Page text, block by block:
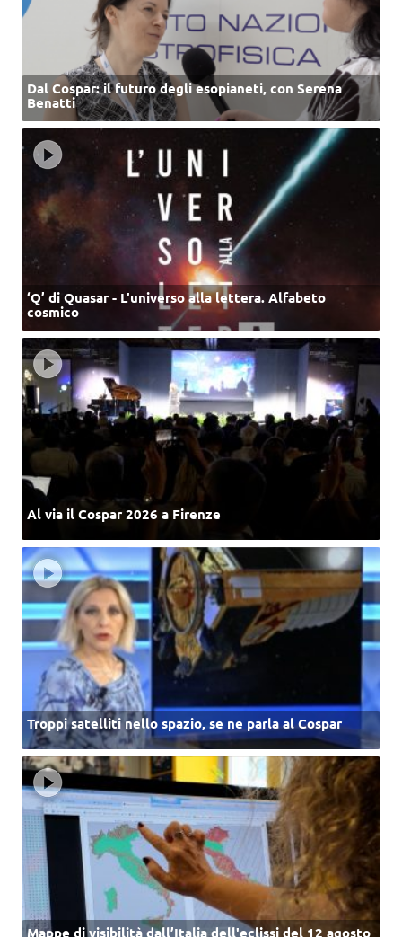
Dal Cospar: il futuro degli esopianeti, con Serena
Benatti
‘Q’ di Quasar - L'universo alla lettera. Alfabeto
cosmico
Al via il Cospar 2026 a Firenze
Troppi satelliti nello spazio, se ne parla al Cospar
Mappe di visibilità dall’Italia dell'eclissi del 12 agosto